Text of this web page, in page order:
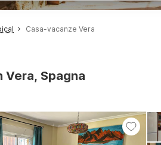
Casa-vacanze Vera
Spagna